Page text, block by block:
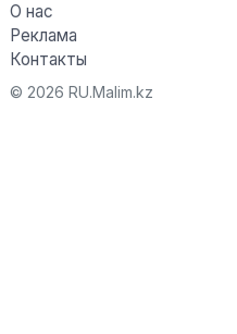
О нас
Реклама
Контакты
© 2026 RU.Malim.kz